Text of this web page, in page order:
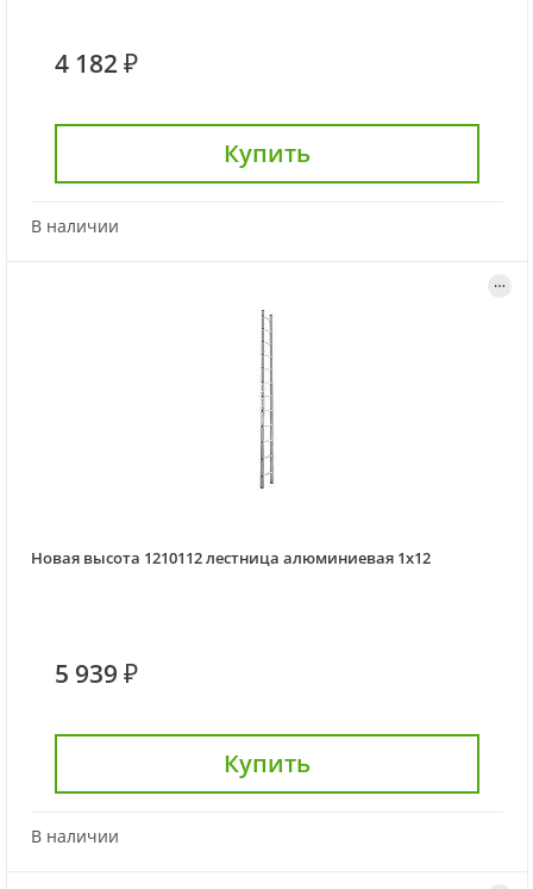
4 182 ₽
Купить
В наличии
Новая высота 1210112 лестница алюминиевая 1x12
5 939 ₽
Купить
В наличии